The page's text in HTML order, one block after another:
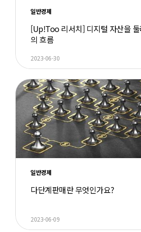
일반경제
[Up!Too 리서치] 디지털 자산을
의 흐름
2023-06-30
일반경제
다단계판매란 무엇인가요?
2023-06-09